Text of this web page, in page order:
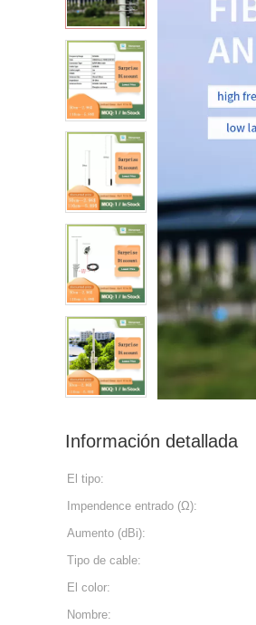
Información detallada
El tipo:
Impendence entrado (Ω):
Aumento (dBi):
Tipo de cable:
El color:
Nombre: